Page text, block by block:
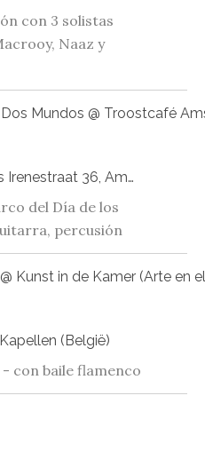
con 3 solistas
Naaz y
Mundos @ Troostcafé
De Thomas, Prinses Irenestraat 36, Amsterdam
del Día de los
percusión
Kunst in de Kamer (Arte en
(België)
con baile flamenco